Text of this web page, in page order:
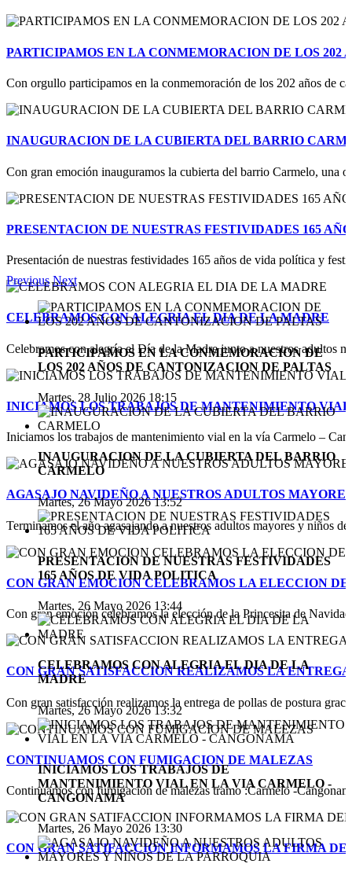
PARTICIPAMOS EN LA CONMEMORACION DE LOS 202
Con orgullo participamos en la conmemoración de los 202 años de
INAUGURACION DE LA CUBIERTA DEL BARRIO
Con gran emoción inauguramos la cubierta del barrio Carmelo, una
PRESENTACION DE NUESTRAS FESTIVIDADES 165
Presentación de nuestras festividades 165 años de vida política y
CELEBRAMOS CON ALEGRIA EL DIA DE LA MADRE
Celebramos con alegría el Día de la Madre junto a nuestros adultos
INICIAMOS LOS TRABAJOS DE MANTENIMIENTO
Iniciamos los trabajos de mantenimiento vial en la vía Carmelo –
AGASAJO NAVIDEÑO A NUESTROS ADULTOS
Terminamos el año agasajando a nuestros adultos mayores y niños
CON GRAN EMOCION CELEBRAMOS LA ELECCION
Con gran emoción celebramos la elección de la Princesita de
CON GRAN SATISFACCION REALIZAMOS LA
Con gran satisfacción realizamos la entrega de pollas de postura
CONTINUAMOS CON FUMIGACION DE MALEZAS
Continuamos con fumigación de malezas tramo :Carmelo -
CON GRAN SATIFACCION INFORMAMOS LA FIRMA
Previous Next
PARTICIPAMOS EN LA CONMEMORACION DE
LOS 202 AÑOS DE CANTONIZACION DE PALTAS
Martes, 28 Julio 2026 18:15
INAUGURACION DE LA CUBIERTA DEL BARRIO
CARMELO
Martes, 26 Mayo 2026 13:52
PRESENTACION DE NUESTRAS FESTIVIDADES
165 AÑOS DE VIDA POLITICA
Martes, 26 Mayo 2026 13:44
CELEBRAMOS CON ALEGRIA EL DIA DE LA
MADRE
Martes, 26 Mayo 2026 13:32
INICIAMOS LOS TRABAJOS DE
MANTENIMIENTO VIAL EN LA VIA CARMELO -
CANGONAMA
Martes, 26 Mayo 2026 13:30